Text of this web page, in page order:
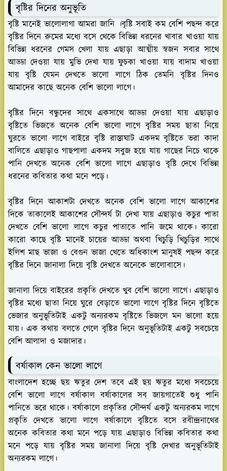
বৃষ্টির দিনের অনুভূতি
বৃষ্টি মানেই ভালোলাগা আমরা জানি ।বৃষ্টি সবাই কম বেশি পছন্দ করে
বৃষ্টির দিনে রুমের মধ্যে বসে থেকে বিভিন্ন ধরনের খাবার খাওয়া যায়
বিভিন্ন ধরনের গেমস খেলা যায় এছাড়া আত্মীয় স্বজন সবার সাথে
আড্ডা দেওয়া যায় মুভি দেখা যায় ফুচকা খাওয়া যায় বাদাম খাওয়া
যায় বৃষ্টি যেমন দেখতে ভালো লাগে ঠিক তেমনি বৃষ্টির দিনও
আমাদের কাছে অনেক বেশি ভালো লাগে।
বৃষ্টির দিনে বন্ধুদের সাথে একসাথে আড্ডা দেওয়া যায় এছাড়াও
বৃষ্টিতে ভিজতে অনেক বেশি ভালো লাগে বৃষ্টির সময় ছাতা নিয়ে
ঘুরতে ভালো লাগে বাইরে বৃষ্টি রাস্তাঘাট একদম বৃষ্টিতে ভরা কাদা
বালিতে এছাড়াও গাছপালা একদম সবুজ হয়ে যায় গাছের নিচে থাকে
পানি দেখতে অনেক বেশি ভালো লাগে এছাড়াও বৃষ্টি দেখে বিভিন্ন
ধরনের কবিতার কথা মনে পড়ে।
বৃষ্টির দিনে আকাশটা দেখতে অনেক বেশি ভালো লাগে আকাশের
দিকে তাকালেই আকাশের সৌন্দর্য টা দেখা যায় এছাড়াও কচুর পাতা
দেখতে বেশি ভালো লাগে কচুর পাতাতে পানি জমে থাকে। কারো
কারো কাছে বৃষ্টি মানেই চায়ের আড্ডা অথবা খিচুড়ি খিচুড়ির সাথে
ইলিশ মাছ ভাজা ও বেগুন ভাজা খেতে অধিকাংশ মানুষই পছন্দ করে
বৃষ্টির দিনে জানালা দিয়ে বৃষ্টি দেখতে অনেকে ভালোবাসে।
জানালা দিয়ে বাইরের প্রকৃতি দেখতে খুব বেশি ভালো লাগে। এছাড়াও
বৃষ্টির মধ্যে ছাতা নিয়ে ঘুরে বেড়াতে ভালো লাগে বৃষ্টির দিনে বৃষ্টিতে
ভেজার অনুভূতিটাই একটু অন্যরকম বৃষ্টিতে ভিজলে মন ভালো হয়ে
যায়। এক কথায় বলতে গেলে বৃষ্টির দিনে অনুভূতিটাই একটু সবচেয়ে
বেশি আলাদা ও মজাদার।
বর্ষাকাল কেন ভালো লাগে
বাংলাদেশ হচ্ছে ছয় ঋতুর দেশ তবে এই ছয় ঋতুর মধ্যে সবচেয়ে
বেশি ভালো লাগে বর্ষাকাল বর্ষাকালের সব জায়গাতেই শুধু পানি
পানিতে ভরে থাকে। বর্ষাকালে প্রকৃতির সৌন্দর্য একটু অন্যরকম লাগে
প্রকৃতি দেখতে ভালো লাগে বর্ষাকালে বৃষ্টিতে বসে রবীন্দ্রনাথের
অনেক কবিতার কথা মনে পড়ে যায় এছাড়াও বিভিন্ন কবিতার কথা
মনে পড়ে যায় বৃষ্টির সময় জানালা দিয়ে বৃষ্টি দেখার অনুভূতিটাই
অন্যরকম লাগে।